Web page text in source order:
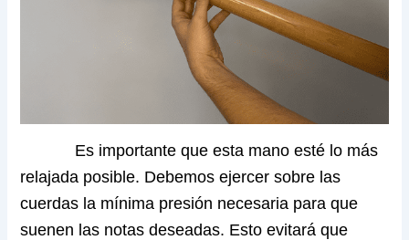
Es importante que esta mano esté lo más
relajada posible. Debemos ejercer sobre las
cuerdas la mínima presión necesaria para que
suenen las notas deseadas. Esto evitará que